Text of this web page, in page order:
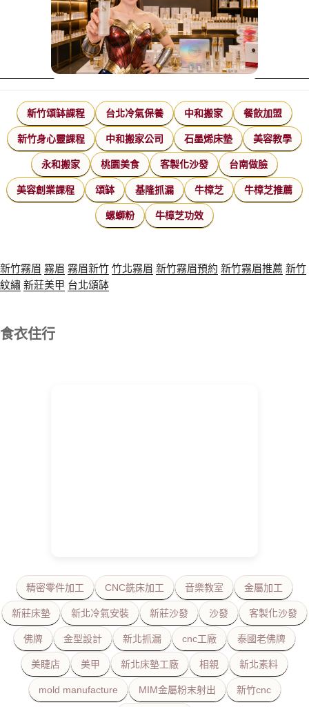
新竹頌缽課程 台北冷氣保養 中和搬家 餐飲加盟
新竹身心靈課程 中和搬家公司 石墨烯床墊 美容教學
永和搬家 桃園美食 客製化沙發 台南做臉
美容創業課程 頌缽 基隆抓漏 牛樟芝 牛樟芝推薦
螺螄粉 牛樟芝功效
新竹霧眉 霧眉 霧眉新竹竹北霧眉 新竹霧眉預約 新竹霧眉推薦 新竹
紋繡新莊美甲 台北頌缽
食衣住行
精密零件加工 CNC銑床加工 音樂教室 金屬加工
新莊床墊 新北冷氣安裝 新莊沙發 沙發 客製化沙發
佛牌 金型設計 新北抓漏 cnc工廠 泰國老佛牌
美睫店 美甲 新北床墊工廠 相親 新北素料
mold manufacture MIM金屬粉末射出 新竹cnc